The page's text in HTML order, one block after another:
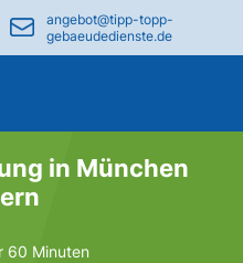
angebot@tipp-topp-
gebaeudedienste.de
in München
60 Minuten